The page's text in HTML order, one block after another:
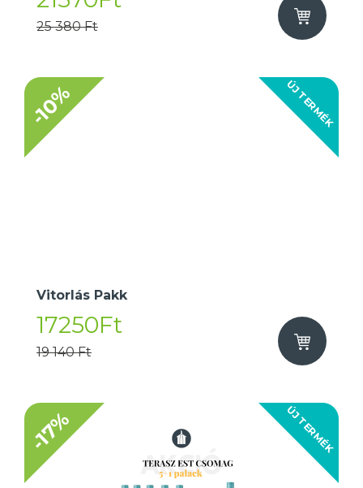
25 380 Ft
ÚJ TERMÉK
-10%
Vitorlás Pakk
17250Ft
19 140 Ft
ÚJ TERMÉK
-17%